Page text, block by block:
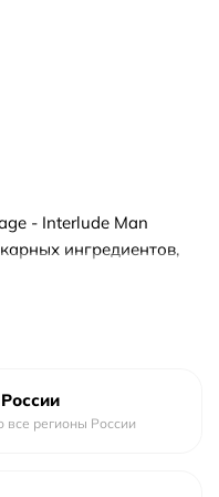
- Interlude Man
ингредиентов,
пьянящее
выбор для стильного,
представляют
они дарят
все регионы России